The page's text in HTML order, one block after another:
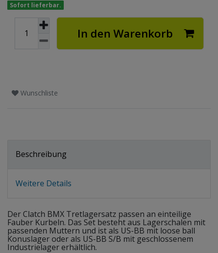
Sofort lieferbar.
In den Warenkorb
Wunschliste
Beschreibung
Weitere Details
Der Clatch BMX Tretlagersatz passen an einteilige
Fauber Kurbeln. Das Set besteht aus Lagerschalen mit
passenden Muttern und ist als US-BB mit loose ball
Konuslager oder als US-BB S/B mit geschlossenem
Industrielager erhältlich.